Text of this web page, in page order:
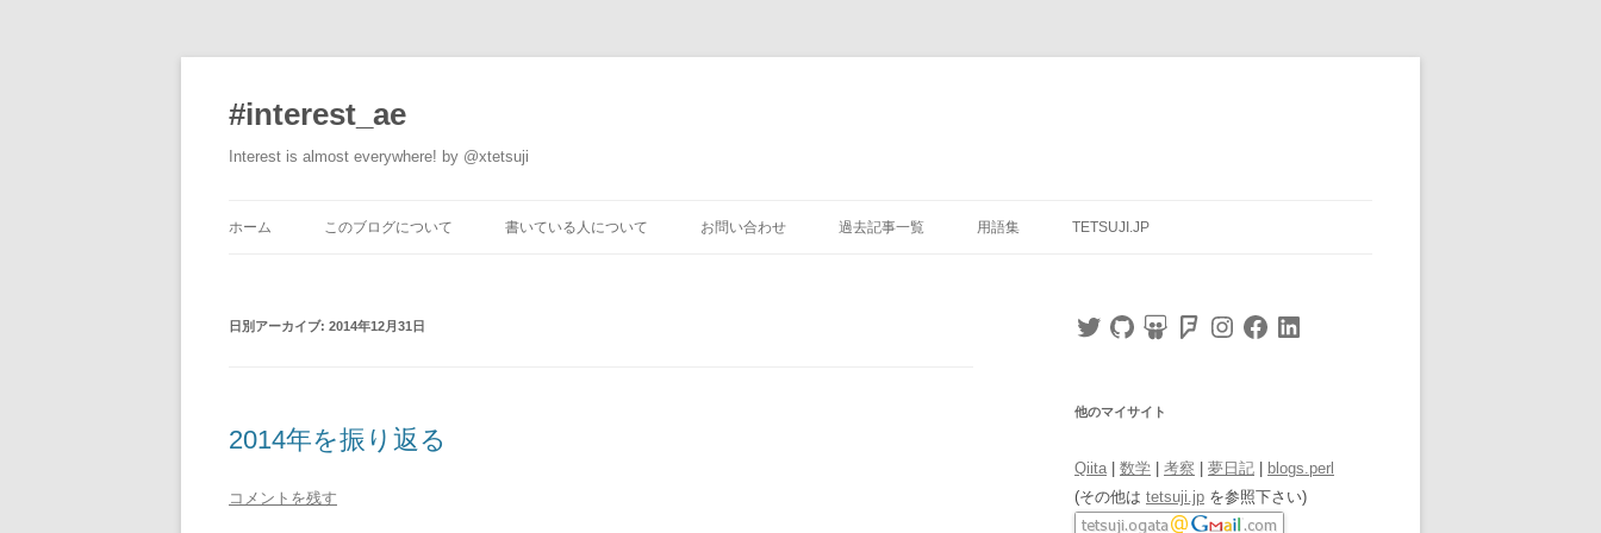
#interest_ae
Interest is almost everywhere! by @xtetsuji
ホーム このブログについて 書いている人について お問い合わせ 過去記事一覧 用語集 TETSUJI.JP
日別アーカイブ: 2014年12月31日
2014年を振り返る
コメントを残す
TwitterGitHubSlideShareFoursquare
InstagramFacebookLinkedIn
他のマイサイト
Qiita 数学 考察 夢日記
blogs.perl
(その他は tetsuji.jp を参照下さい)